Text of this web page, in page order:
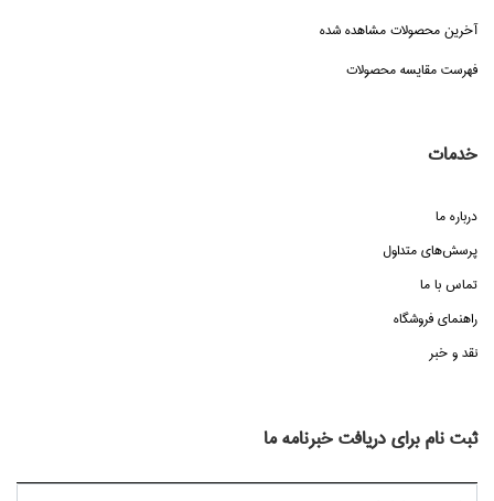
آخرین محصولات مشاهده شده
فهرست مقایسه محصولات
خدمات
درباره ما
پرسش‌هاي متداول
تماس با ما
راهنماي فروشگاه
نقد و خبر
ثبت نام برای دریافت خبرنامه ما